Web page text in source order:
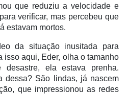
que reduziu a velocidade e
verificar, mas percebeu que
estavam mortos.
da situação inusitada para
isso aqui, Eder, olha o tamanho
ela estava prenha.
dessa? São lindas, já nascem
que impressionou as redes